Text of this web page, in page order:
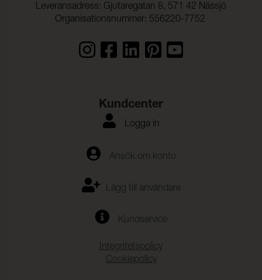
Leveransadress: Gjutaregatan 8, 571 42 Nässjö
Organisationsnummer: 556220-7752
Kundcenter
Logga in
Ansök om konto
Lägg till användare
Kundservice
Integritetspolicy
Cookiepolicy